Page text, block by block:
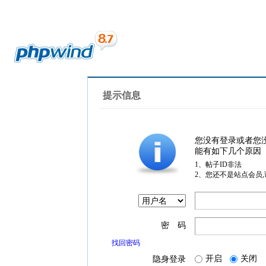
提示信息
您没有登录或者您
能有如下几个原因
1、帖子ID非法
2、您还不是站点会员
密 码
找回密码
隐身登录 开启 关闭